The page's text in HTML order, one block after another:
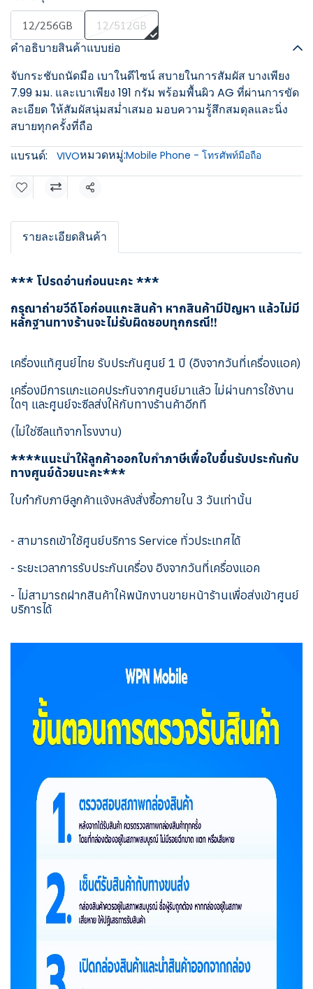
12/256GB 12/512GB
คำอธิบายสินค้าแบบย่อ
จับกระชับถนัดมือ เบาในดีไซน์ สบายในการสัมผัส บางเพียง
7.99 มม. และเบาเพียง 191 กรัม พร้อมพื้นผิว AG ที่ผ่านการขัด
ละเอียด ให้สัมผัสนุ่มสม่ำเสมอ มอบความรู้สึกสมดุลและนิ่ง
สบายทุกครั้งที่ถือ
แบรนด์:
VIVOหมวดหมู่:Mobile Phone - โทรศัพท์มือถือ
แชร์
รายละเอียดสินค้า
*** โปรดอ่านก่อนนะคะ ***
กรุณาถ่ายวีดีโอก่อนแกะสินค้า หากสินค้ามีปัญหา แล้วไม่มี
หลักฐานทางร้านจะไม่รับผิดชอบทุกกรณี!!
เครื่องแท้ศูนย์ไทย รับประกันศูนย์ 1 ปี (อิงจากวันที่เครื่องแอค)
เครื่องมีการแกะแอคประกันจากศูนย์มาแล้ว ไม่ผ่านการใช้งาน
ใดๆ และศูนย์จะซีลส่งให้กับทางร้านค้าอีกที
(ไม่ใช่ซีลแท้จากโรงงาน)
****แนะนำให้ลูกค้าออกใบกำภาษีเพื่อใบยื่นรับประกันกับ
ทางศูนย์ด้วยนะคะ***
ใบกำกับภาษีลูกค้าแจ้งหลังสั่งซื้อภายใน 3 วันเท่านั้น
- สามารถเข้าใช้ศูนย์บริการ Service ทั่วประเทศได้
- ระยะเวลาการรับประกันเครื่อง อิงจากวันที่เครื่องแอค
- ไม่สามารถฝากสินค้าให้พนักงานขายหน้าร้านเพื่อส่งเข้าศูนย์
บริการได้